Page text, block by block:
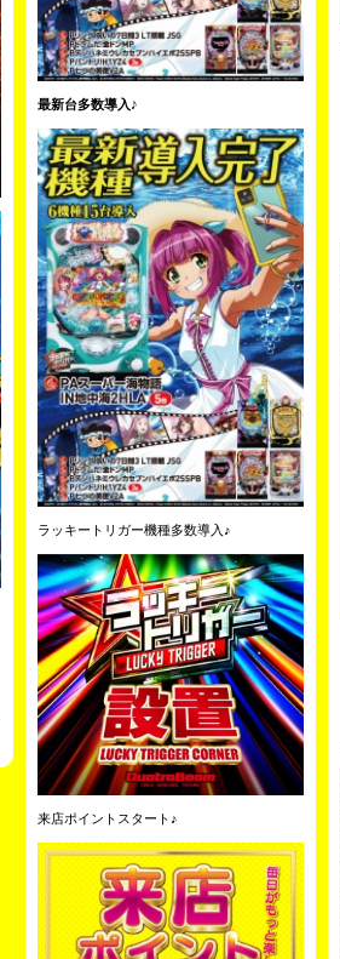
最新台多数導入♪
ラッキートリガー機種多数導入♪
来店ポイントスタート♪